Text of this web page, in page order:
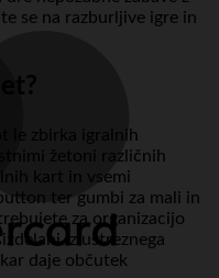
se na razburljive igre in
le zbirka igralnih
žetoni različnih
kart in vsemi
ter gumbi za mali in
za organizacijo
iz ustreznega
daje občutek